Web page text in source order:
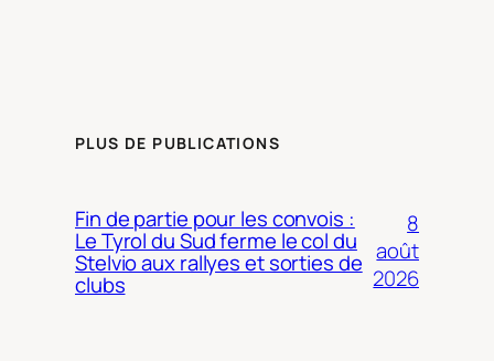
PLUS DE PUBLICATIONS
Fin de partie pour les convois :
Le Tyrol du Sud ferme le col du
Stelvio aux rallyes et sorties de
clubs
8
août
2026